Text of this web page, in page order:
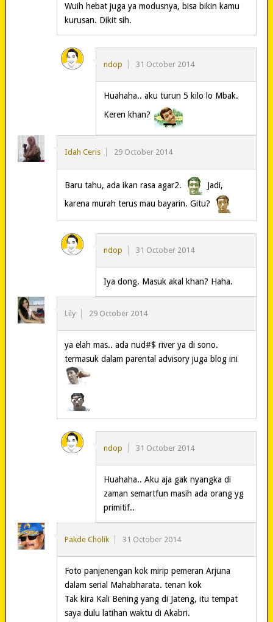
Wuih hebat juga ya modusnya, bisa bikin kamu
kurusan. Dikit sih.
ndop 31 October 2014
Huahaha.. aku turun 5 kilo lo Mbak.
Keren khan?
Idah Ceris 29 October 2014
Baru tahu, ada ikan rasa agar2.
Jadi,
karena murah terus mau bayarin. Gitu?
ndop 31 October 2014
Iya dong. Masuk akal khan? Haha.
Lily 29 October 2014
ya elah mas.. ada nud#$ river ya di sono.
termasuk dalam parental advisory juga blog ini
ndop 31 October 2014
Huahaha.. Aku aja gak nyangka di
zaman semartfun masih ada orang yg
primitif..
Pakde Cholik 31 October 2014
Foto panjenengan kok mirip pemeran Arjuna
dalam serial Mahabharata. tenan kok
Tak kira Kali Bening yang di Jateng, itu tempat
saya dulu latihan waktu di Akabri.